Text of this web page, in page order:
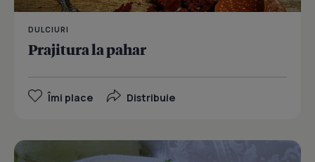
DULCIURI
Prajitura la pahar
Îmi place Distribuie